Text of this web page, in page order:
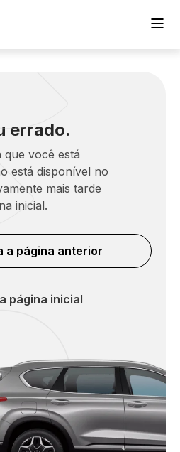
errado.
que você está
está disponível no
mais tarde
inicial.
a página anterior
página inicial